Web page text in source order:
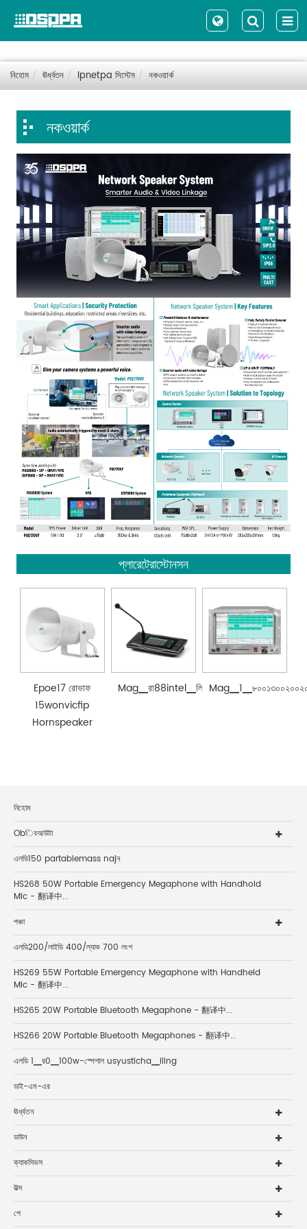
নিহোম ঊর্ধ্বতন Ipnetpa সিস্টেম নকওয়ার্ক
নকওয়ার্ক
প্লারেট্রোস্টোনসন
Epoe17 রোভাফ
15wonvicfip
Hornspeaker
Mag▁রা88intel▁লিজেন্টকর্টওয়ার্কপেজিংস্টেশনেন
নিহোম
Obিবআউটা
এলডি150 partablemass najন
HS268 50W Portable Emergency Megaphone with Handhold
Mic - 翻译中...
পঞ্চা
এলডি200/লাইডি 400/ল্যাক 700 লংশ
HS269 55W Portable Emergency Megaphone with Handheld
Mic - 翻译中...
HS265 20W Portable Bluetooth Megaphone - 翻译中...
HS266 20W Portable Bluetooth Megaphones - 翻译中...
এলডি 1▁র0▁100w-স্পেশাল usyusticha▁iling
ডাই-এম-এর
ঊর্ধ্বতন
ডাউন
ক্যাকসিভস
উত্স
পে